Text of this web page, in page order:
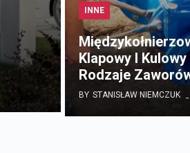
INNE
Klapowy I
Rodzaje
BY STANISŁAW NIEMCZUK